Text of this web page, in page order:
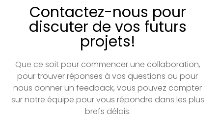
Contactez-nous pour
discuter de vos futurs
projets!
Que ce soit pour commencer une collaboration,
pour trouver réponses à vos questions ou pour
nous donner un feedback, vous pouvez compter
sur notre équipe pour vous répondre dans les plus
brefs délais.